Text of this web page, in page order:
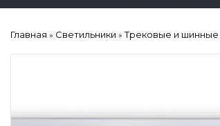
Главная » Светильники »Трековые и шинные